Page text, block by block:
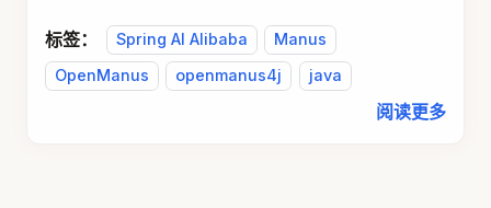
标签： Spring AI Alibaba
Manus
OpenManus
openmanus4j java
阅读更多